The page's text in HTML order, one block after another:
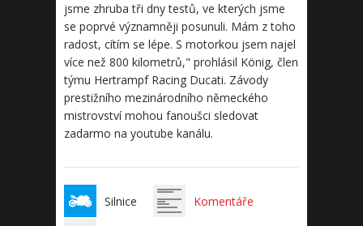
jsme zhruba tři dny testů, ve kterých jsme
se poprvé významněji posunuli. Mám z toho
radost, cítím se lépe. S motorkou jsem najel
více než 800 kilometrů," prohlásil König, člen
týmu Hertrampf Racing Ducati. Závody
prestižního mezinárodního německého
mistrovství mohou fanoušci sledovat
zadarmo na youtube kanálu.
Silnice Komentáře